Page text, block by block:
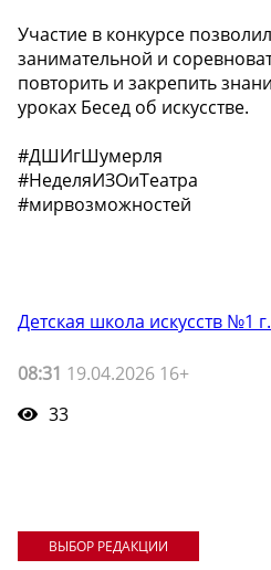
Участие в конкурсе
занимательной и
повторить и закрепить
уроках Бесед об искусстве.
#ДШИгШумерля
#НеделяИЗОиТеатра
#мирвозможностей
Детская школа искусств №1
08:31 19.04.2026 16+
33
ВЫБОР РЕДАКЦИИ